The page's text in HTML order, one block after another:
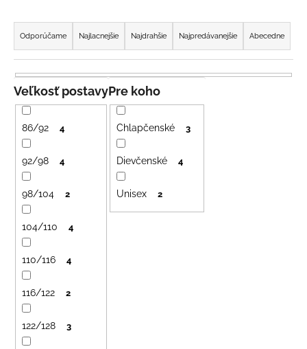
R
a
d
e
n
i
e
p
o
d
u
o
Odporúčame Najlacnejšie Najdrahšie Najpredávanejšie Abecedne
Pre koho
Chlapčenské 3
Dievčenské 4
Unisex 2
Veľkosť postavy
86/92 4
92/98 4
98/104 2
104/110 4
110/116 4
116/122 2
122/128 3
j
s
ť
?
HĽADAŤ
O
d
p
m